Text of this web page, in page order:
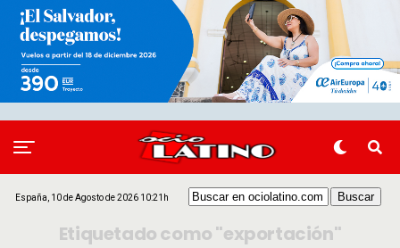
España, 10 de Agosto de 2026 10:21h
Etiquetado como "exportación"